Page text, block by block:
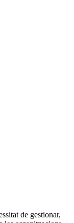
de gestionar,